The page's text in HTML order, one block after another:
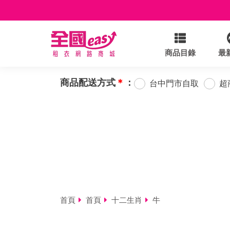
商品目錄 最
商品配送方式 ＊ ： 台中門市自取 超
首頁 首頁 十二生肖 牛